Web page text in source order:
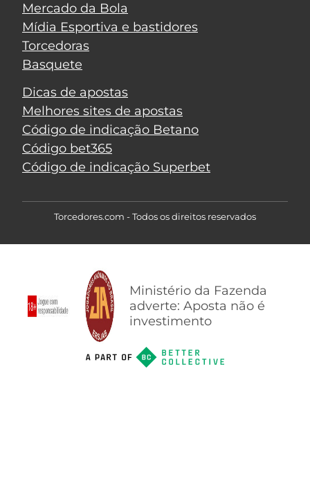
Mercado da Bola
Mídia Esportiva e bastidores
Torcedoras
Basquete
Dicas de apostas
Melhores sites de apostas
Código de indicação Betano
Código bet365
Código de indicação Superbet
Torcedores.com - Todos os direitos reservados
Ministério da Fazenda
adverte: Aposta não é
investimento